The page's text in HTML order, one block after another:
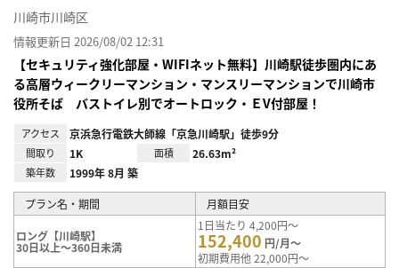
川崎市川崎区
情報更新日 2026/08/02 12:31
【セキュリティ強化部屋・WIFIネット無料】川崎駅徒歩圏内にあ
る高層ウィークリーマンション・マンスリーマンションで川崎市
役所そば バストイレ別でオートロック・ＥV付部屋！
アクセス 京浜急行電鉄大師線「京急川崎駅」徒歩9分
間取り 1K 面積 26.63m²
築年数 1999年 8月 築
プラン名・期間 月額目安
ロング【川崎駅】
30日以上～360日未満
1日当たり 4,200円～
152,400 円/月～
初期費用他 22,000円～